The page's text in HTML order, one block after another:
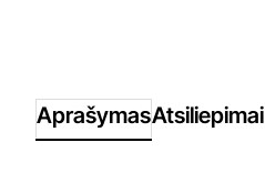
AprašymasAtsiliepimai